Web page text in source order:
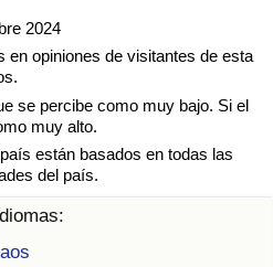
2024
en opiniones de visitantes de esta
se percibe como muy bajo. Si el
muy alto.
están basados en todas las
del país.